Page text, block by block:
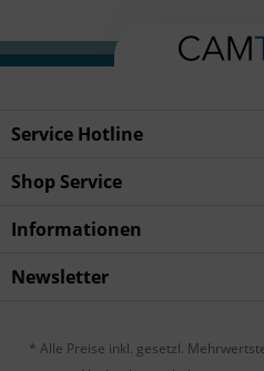
Service Hotline
Shop Service
Informationen
Newsletter
* Alle Preise inkl. gesetzl.